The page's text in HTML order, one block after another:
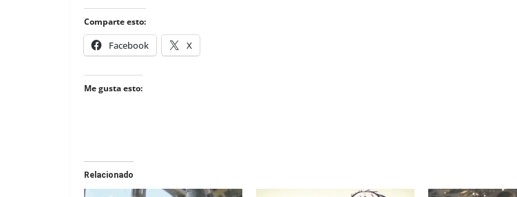
Comparte esto:
Facebook X
Me gusta esto:
Relacionado